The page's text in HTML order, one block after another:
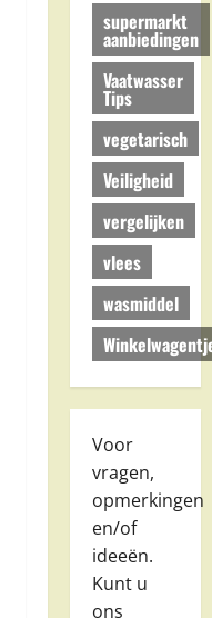
supermarkt
aanbiedingen
Vaatwasser
Tips
vegetarisch
Veiligheid
vergelijken
vlees
wasmiddel
Voor
vragen,
opmerkingen
en/of
ideeën.
Kunt u
ons